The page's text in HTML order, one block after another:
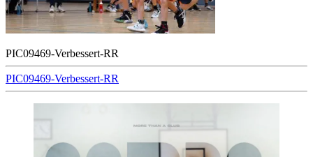
PIC09469-Verbessert-RR
Beitragsnavigation
PIC09469-Verbessert-RR